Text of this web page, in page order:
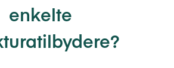
enkelte